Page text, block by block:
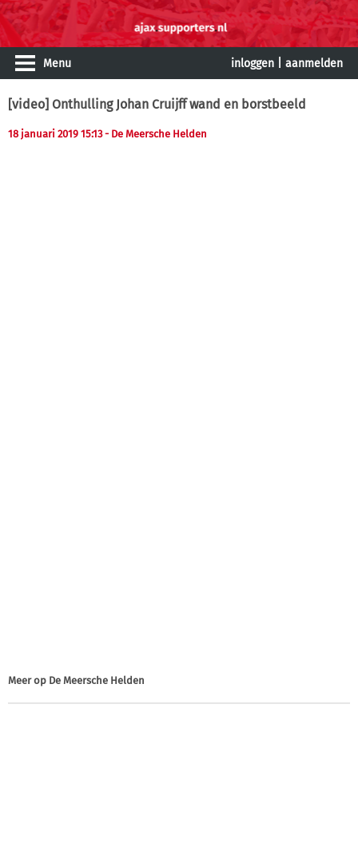
Menu inloggen aanmelden
[video] Onthulling Johan Cruijff wand en borstbeeld
18 januari 2019 15:13- De Meersche Helden
Meer op De Meersche Helden